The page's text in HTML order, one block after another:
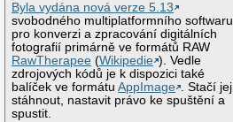
Byla vydána nová verze 5.13
svobodného multiplatformního softwaru
pro konverzi a zpracování digitálních
fotografií primárně ve formátů RAW
RawTherapee (Wikipedie ). Vedle
zdrojových kódů je k dispozici také
balíček ve formátuAppImage . Stačí jej
stáhnout, nastavit právo ke spuštění a
spustit.